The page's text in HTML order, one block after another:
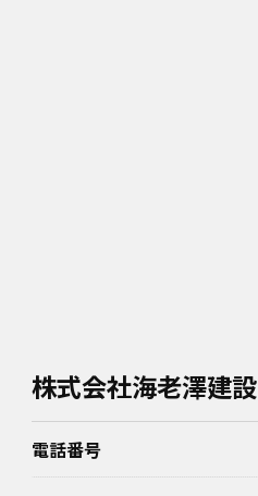
株式会社海老澤建設
電話番号